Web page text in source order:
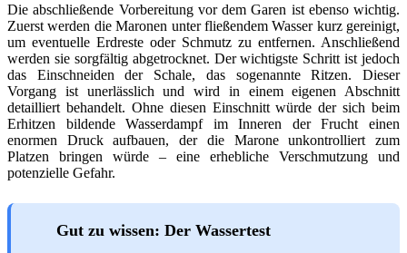
Die abschließende Vorbereitung vor dem Garen ist ebenso wichtig.
Zuerst werden die Maronen unter fließendem Wasser kurz gereinigt,
um eventuelle Erdreste oder Schmutz zu entfernen. Anschließend
werden sie sorgfältig abgetrocknet. Der wichtigste Schritt ist jedoch
das Einschneiden der Schale, das sogenannte Ritzen. Dieser
Vorgang ist unerlässlich und wird in einem eigenen Abschnitt
detailliert behandelt. Ohne diesen Einschnitt würde der sich beim
Erhitzen bildende Wasserdampf im Inneren der Frucht einen
enormen Druck aufbauen, der die Marone unkontrolliert zum
Platzen bringen würde – eine erhebliche Verschmutzung und
potenzielle Gefahr.
Gut zu wissen: Der Wassertest